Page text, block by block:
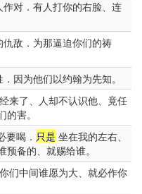
对．有人打你的右脸、连
敌．为那逼迫你们的祷
因为他们以约翰为先知。
来了、人却不认识他、竟任
害。
要喝． 只是 坐在我的左右、
备的、就赐给谁。
们中间谁愿为大、就必作你